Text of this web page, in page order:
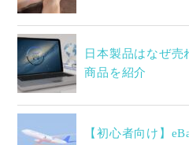
日本製品はなぜ売
商品を紹介
【初心者向け】